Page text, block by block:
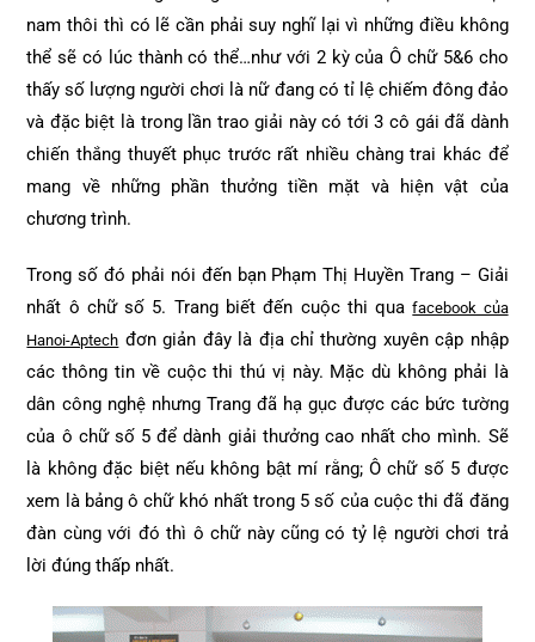
nam thôi thì có lẽ cần phải suy nghĩ lại vì những điều không
thể sẽ có lúc thành có thể…như với 2 kỳ của Ô chữ 5&6 cho
thấy số lượng người chơi là nữ đang có tỉ lệ chiếm đông đảo
và đặc biệt là trong lần trao giải này có tới 3 cô gái đã dành
chiến thắng thuyết phục trước rất nhiều chàng trai khác để
mang về những phần thưởng tiền mặt và hiện vật của
chương trình.
Trong số đó phải nói đến bạn Phạm Thị Huyền Trang – Giải
nhất ô chữ số 5. Trang biết đến cuộc thi quafacebook của
Hanoi-Aptech đơn giản đây là địa chỉ thường xuyên cập nhập
các thông tin về cuộc thi thú vị này. Mặc dù không phải là
dân công nghệ nhưng Trang đã hạ gục được các bức tường
của ô chữ số 5 để dành giải thưởng cao nhất cho mình. Sẽ
là không đặc biệt nếu không bật mí rằng; Ô chữ số 5 được
xem là bảng ô chữ khó nhất trong 5 số của cuộc thi đã đăng
đàn cùng với đó thì ô chữ này cũng có tỷ lệ người chơi trả
lời đúng thấp nhất.